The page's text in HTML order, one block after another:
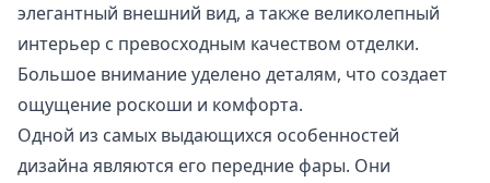
элегантный внешний вид, а также великолепный
интерьер с превосходным качеством отделки.
Большое внимание уделено деталям, что создает
ощущение роскоши и комфорта.
Одной из самых выдающихся особенностей
дизайна являются его передние фары. Они